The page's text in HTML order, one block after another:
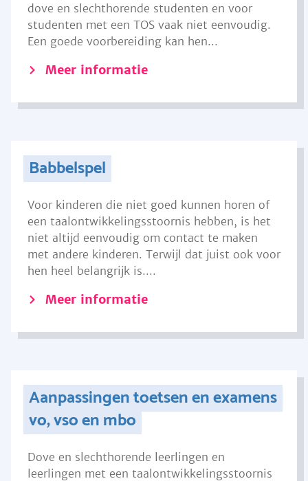
dove en slechthorende studenten en voor
studenten met een TOS vaak niet eenvoudig.
Een goede voorbereiding kan hen...
Meer informatie
Babbelspel
Voor kinderen die niet goed kunnen horen of
een taalontwikkelingsstoornis hebben, is het
niet altijd eenvoudig om contact te maken
met andere kinderen. Terwijl dat juist ook voor
hen heel belangrijk is....
Meer informatie
Aanpassingen toetsen en examens
vo, vso en mbo
Dove en slechthorende leerlingen en
leerlingen met een taalontwikkelingsstoornis